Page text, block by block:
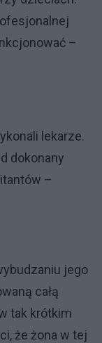
–
lekarze.
dokonany
–
jego
całą
tak krótkim
że żona w tej